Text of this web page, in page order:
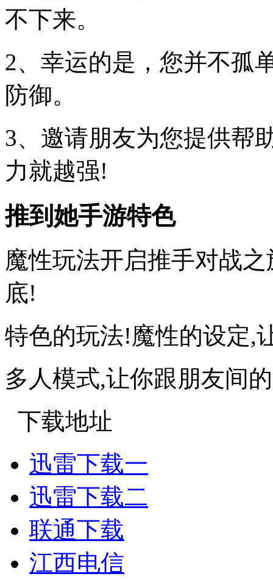
不下来。
2、幸运的是，您并不孤
防御。
3、邀请朋友为您提供帮
力就越强!
推到她手游特色
魔性玩法开启推手对战
底!
特色的玩法!魔性的设定,
多人模式,让你跟朋友间
下载地址
迅雷下载一
迅雷下载二
联通下载
江西电信